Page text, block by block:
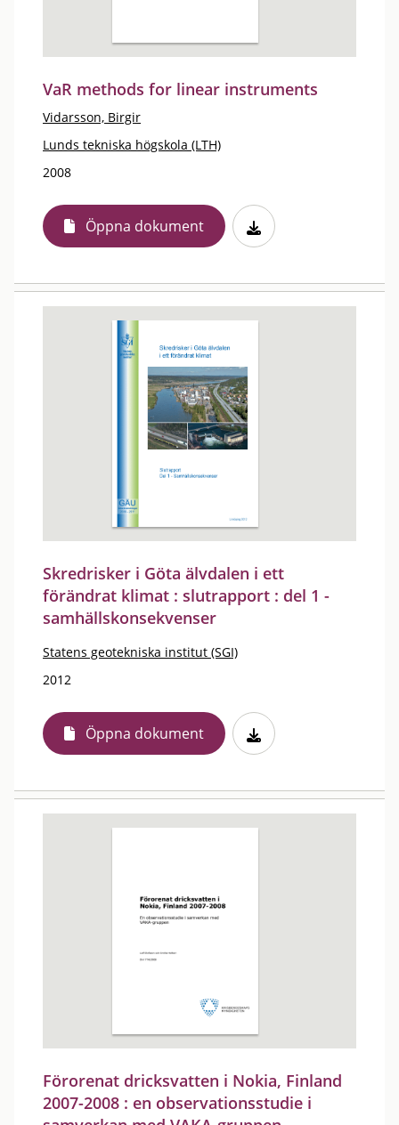
VaR methods for linear instruments
Vidarsson, Birgir
Lunds tekniska högskola (LTH)
2008
Öppna dokument
Skredrisker i Göta älvdalen i ett
förändrat klimat : slutrapport : del 1 -
samhällskonsekvenser
Statens geotekniska institut (SGI)
2012
Öppna dokument
Förorenat dricksvatten i Nokia, Finland
2007-2008 : en observationsstudie i